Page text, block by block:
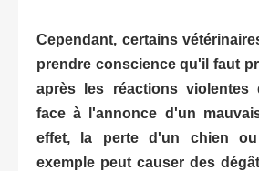
Cependant, certains
prendre conscience qu'il faut
après les réactions violentes
face à l'annonce d'un
effet, la perte d'un chien
exemple peut causer des